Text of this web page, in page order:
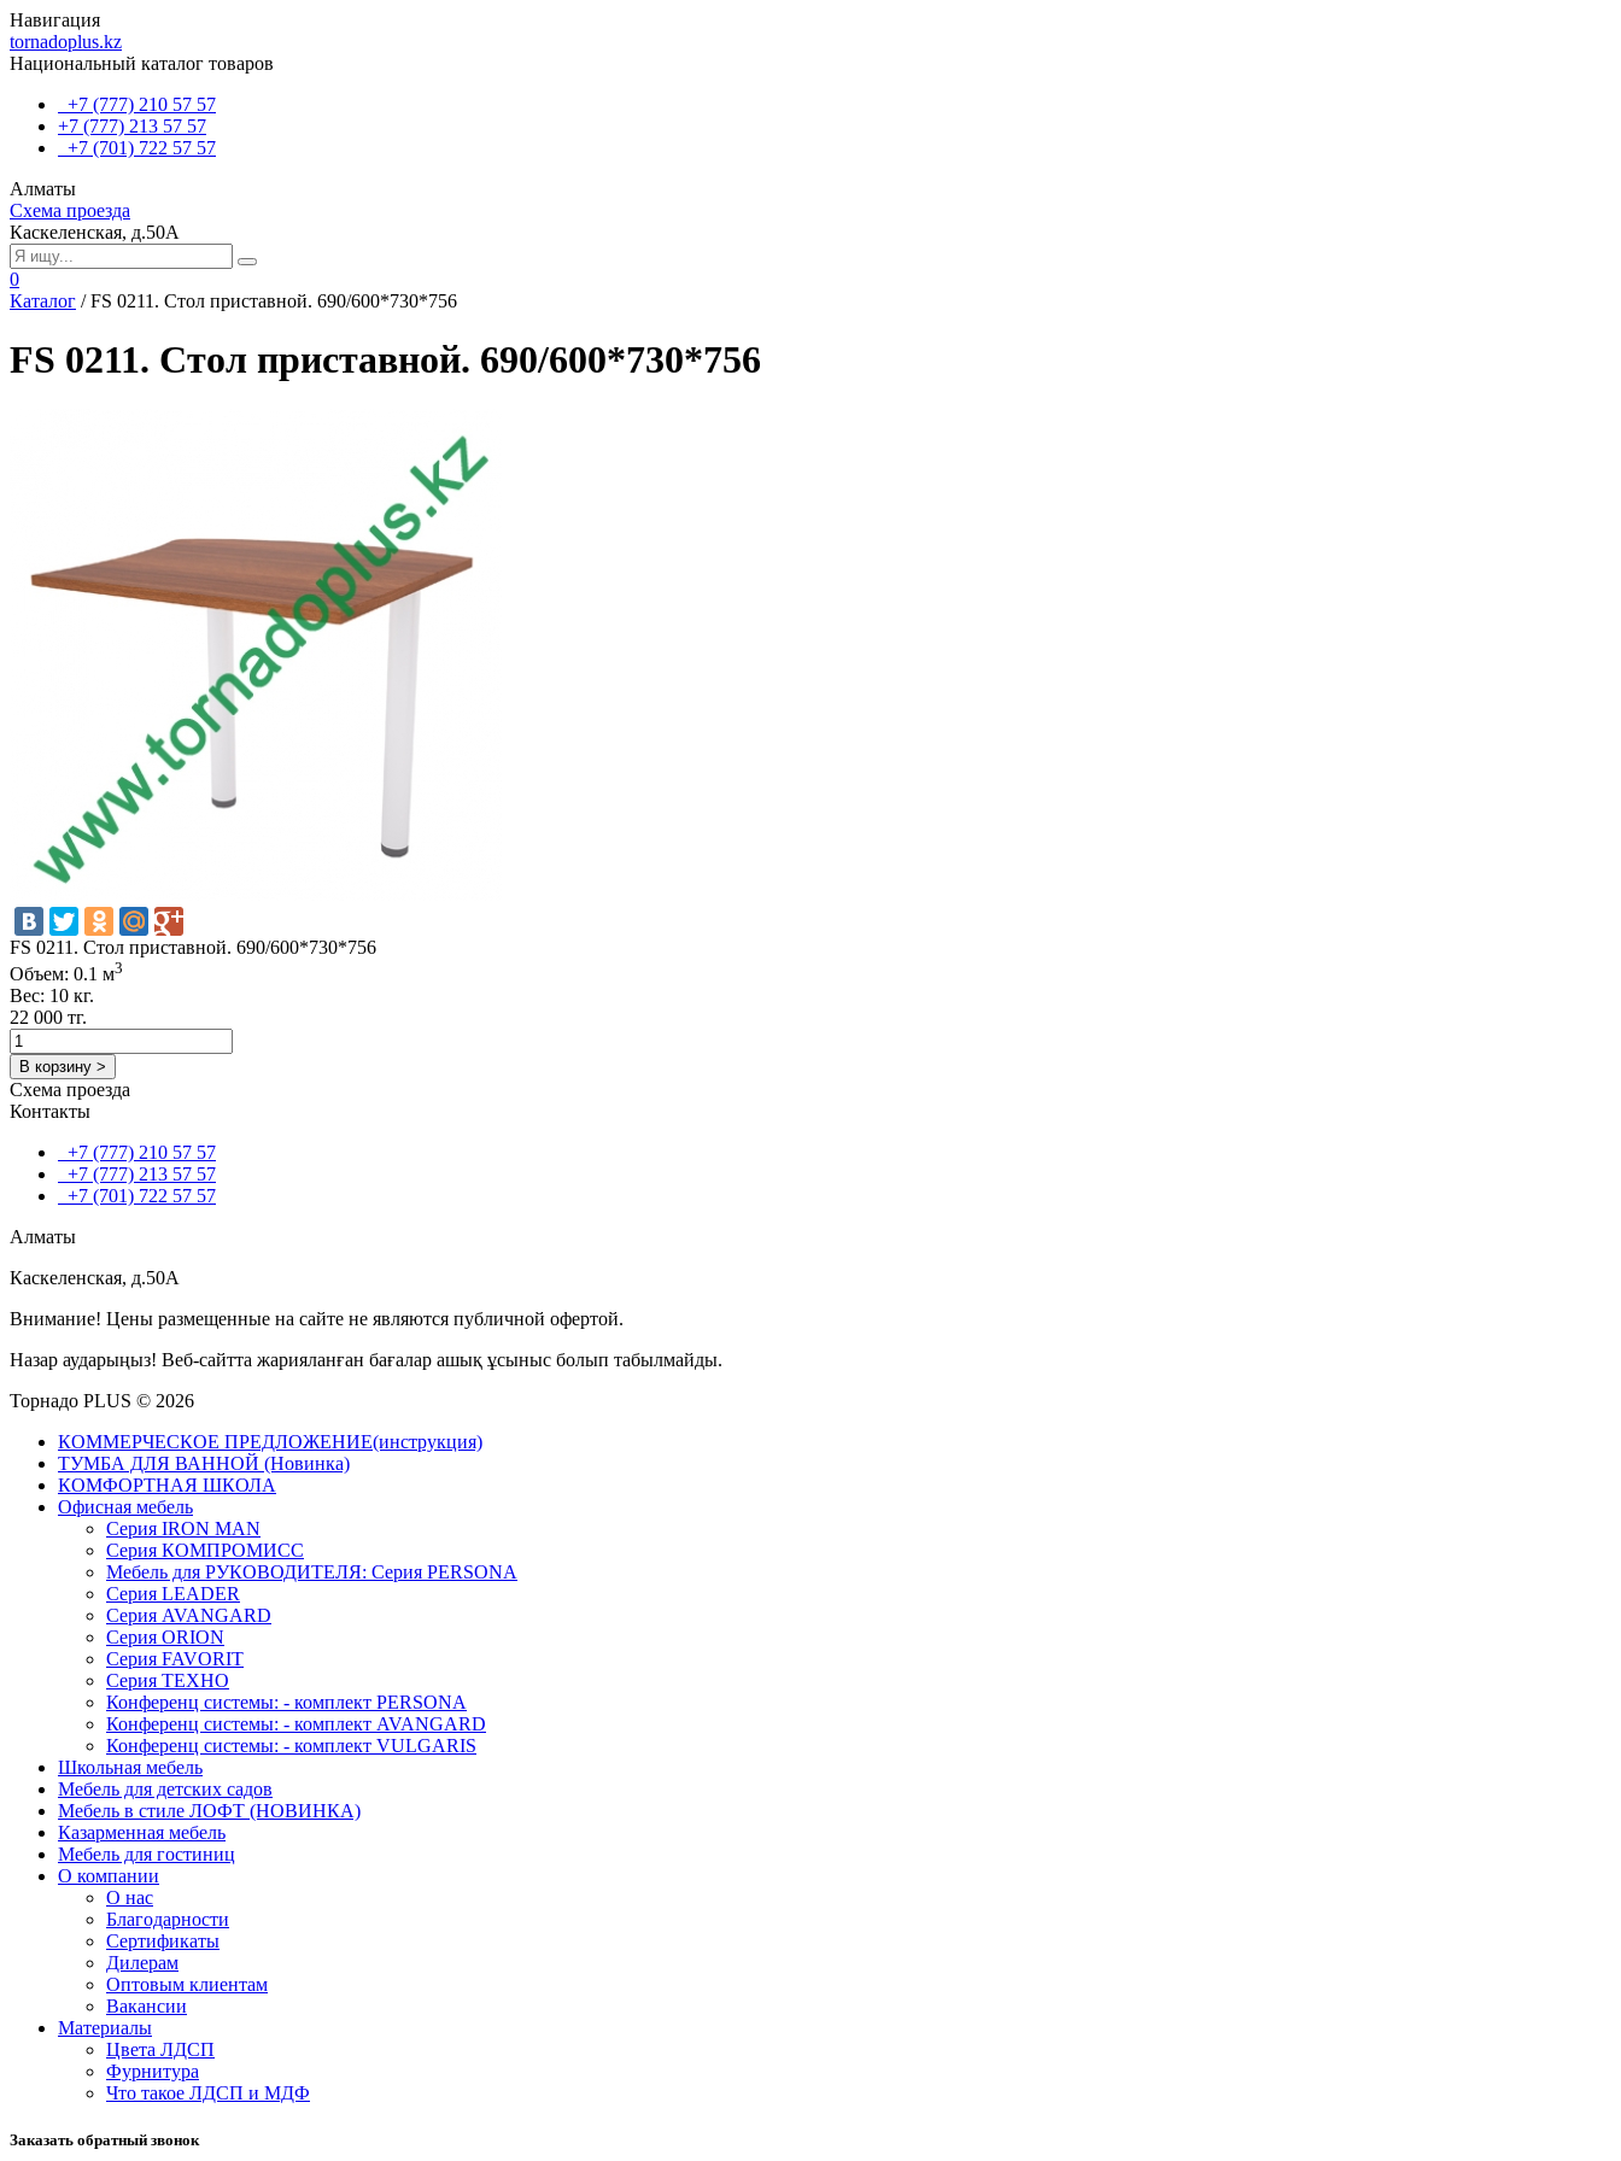
Навигация
tornadoplus.kz
Национальный каталог товаров
+7 (777) 210 57 57
+7 (777) 213 57 57
+7 (701) 722 57 57
Алматы
Схема проезда
Каскеленская, д.50А
0
Каталог /FS 0211. Стол приставной. 690/600*730*756
FS 0211. Стол приставной. 690/600*730*756
FS 0211. Стол приставной. 690/600*730*756
Объем: 0.1 м3
Вес: 10 кг.
22 000 тг.
В корзину >
Схема проезда
Контакты
+7 (777) 210 57 57
+7 (777) 213 57 57
+7 (701) 722 57 57
Алматы
Каскеленская, д.50А
Внимание! Цены размещенные на сайте не являются публичной офертой.
Назар аударыңыз! Веб-сайтта жарияланған бағалар ашық ұсыныс болып табылмайды.
Торнадо PLUS © 2026
КОММЕРЧЕСКОЕ ПРЕДЛОЖЕНИЕ(инструкция)
ТУМБА ДЛЯ ВАННОЙ (Новинка)
КОМФОРТНАЯ ШКОЛА
Офисная мебель
Серия IRON MAN
Серия КОМПРОМИСС
Мебель для РУКОВОДИТЕЛЯ: Серия PERSONA
Серия LEADER
Серия AVANGARD
Серия ORION
Серия FAVORIT
Серия ТЕХНО
Конференц системы: - комплект PERSONA
Конференц системы: - комплект AVANGARD
Конференц системы: - комплект VULGARIS
Школьная мебель
Мебель для детских садов
Мебель в стиле ЛОФТ (НОВИНКА)
Казарменная мебель
Мебель для гостиниц
О компании
О нас
Благодарности
Сертификаты
Дилерам
Оптовым клиентам
Вакансии
Материалы
Цвета ЛДСП
Фурнитура
Что такое ЛДСП и МДФ
Заказать обратный звонок